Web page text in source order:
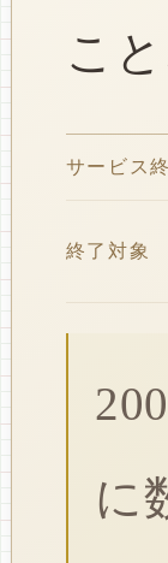
こ
サービス
終了対象
に